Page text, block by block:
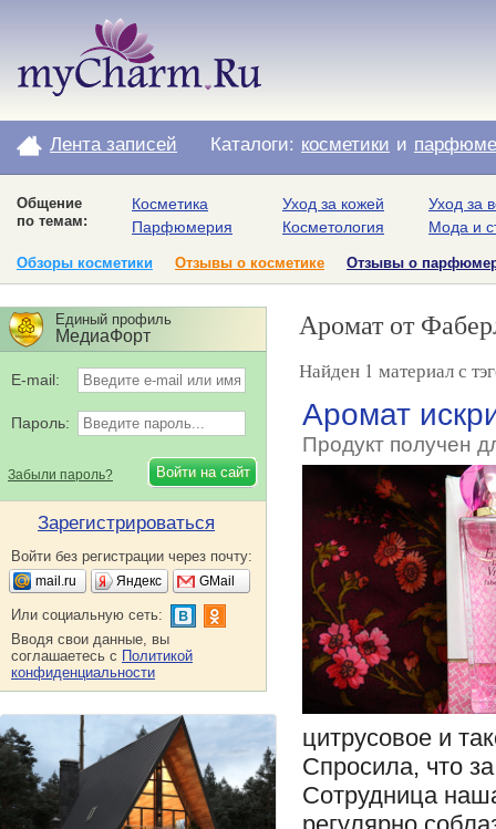
Лента записей Каталоги: косметики и
Общение
по темам:
Косметика
Парфюмерия
Уход за кожей
Косметология
Уход за
Мода и
Обзоры косметики Отзывы о косметике Отзывы о
Аромат от
Найден 1 материал с
Аромат
Продукт получен
цитрусовое и
Спросила, что
Сотрудница
Единый профиль
МедиаФорт
E-mail:
Пароль:
Забыли пароль?
Зарегистрироваться
Войти без регистрации через почту:
mail.ru Яндекс GMail
Или социальную сеть:
Вводя свои данные, вы
соглашаетесь с Политикой
конфиденциальности